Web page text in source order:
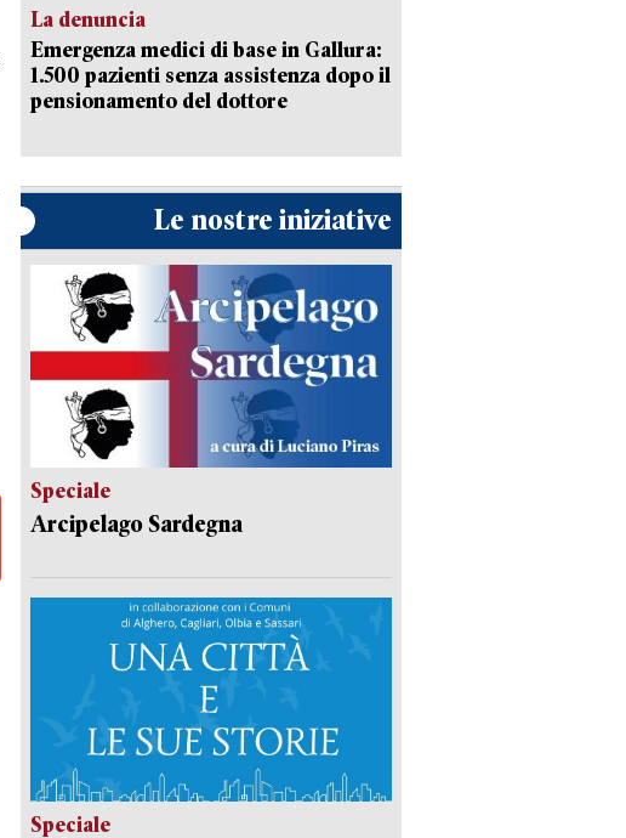
La denuncia
Emergenza medici di base in Gallura:
1.500 pazienti senza assistenza dopo il
pensionamento del dottore
Le nostre iniziative
Speciale
Arcipelago Sardegna
Speciale